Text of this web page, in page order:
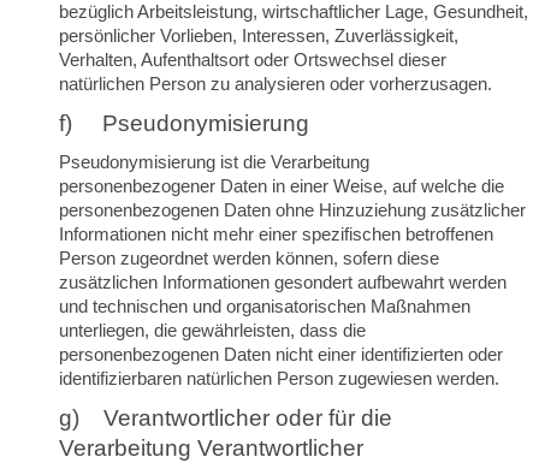
bezüglich Arbeitsleistung, wirtschaftlicher Lage, Gesundheit,
persönlicher Vorlieben, Interessen, Zuverlässigkeit,
Verhalten, Aufenthaltsort oder Ortswechsel dieser
natürlichen Person zu analysieren oder vorherzusagen.
f) Pseudonymisierung
Pseudonymisierung ist die Verarbeitung
personenbezogener Daten in einer Weise, auf welche die
personenbezogenen Daten ohne Hinzuziehung zusätzlicher
Informationen nicht mehr einer spezifischen betroffenen
Person zugeordnet werden können, sofern diese
zusätzlichen Informationen gesondert aufbewahrt werden
und technischen und organisatorischen Maßnahmen
unterliegen, die gewährleisten, dass die
personenbezogenen Daten nicht einer identifizierten oder
identifizierbaren natürlichen Person zugewiesen werden.
g) Verantwortlicher oder für die
Verarbeitung Verantwortlicher